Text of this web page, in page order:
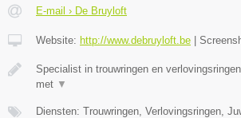
E-mail › De Bruyloft
Website: http://www.debruyloft.be
Specialist in trouwringen en
met ▼
Diensten: Trouwringen, Verlovingsringen,